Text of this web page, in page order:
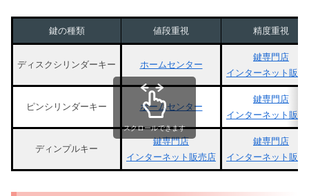
鍵の種類 値段重視 精度重視
ディスクシリンダーキー ホームセンター
鍵専門店
インターネット販売
ピンシリンダーキー ホームセンター
鍵専門店
インターネット販売
ディンプルキー
鍵専門店
インターネット販売店
鍵専門店
インターネット販売
スクロールできます